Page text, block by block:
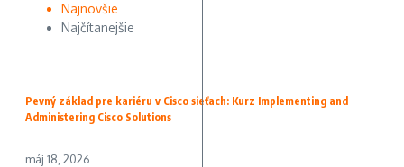
Najnovšie
Najčítanejšie
Pevný základ pre kariéru v Cisco sieťach: Kurz Implementing and
Administering Cisco Solutions
máj 18, 2026